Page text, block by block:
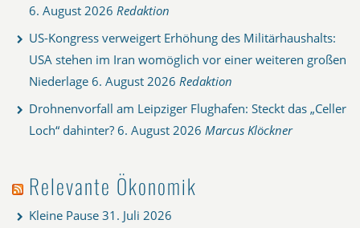
6. August 2026 Redaktion
US-Kongress verweigert Erhöhung des Militärhaushalts:
USA stehen im Iran womöglich vor einer weiteren großen
Niederlage 6. August 2026 Redaktion
Drohnenvorfall am Leipziger Flughafen: Steckt das „Celler
Loch“ dahinter? 6. August 2026 Marcus Klöckner
Relevante Ökonomik
Kleine Pause 31. Juli 2026